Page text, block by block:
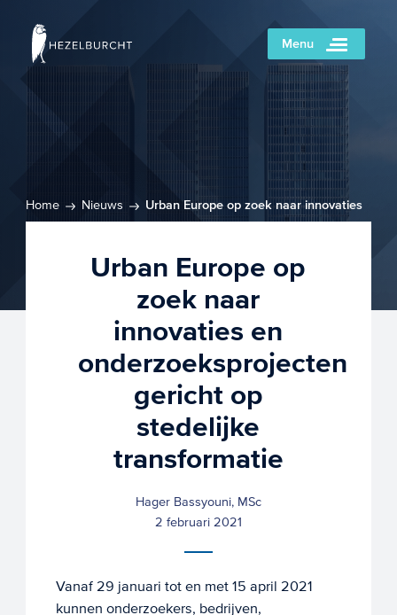
Menu
Home Nieuws
Urban Europe op zoek naar innovaties
Urban Europe op
zoek naar
innovaties en
onderzoeksprojecten
gericht op
stedelijke
transformatie
Hager Bassyouni, MSc
2 februari 2021
Vanaf 29 januari tot en met 15 april 2021
kunnen onderzoekers, bedrijven,